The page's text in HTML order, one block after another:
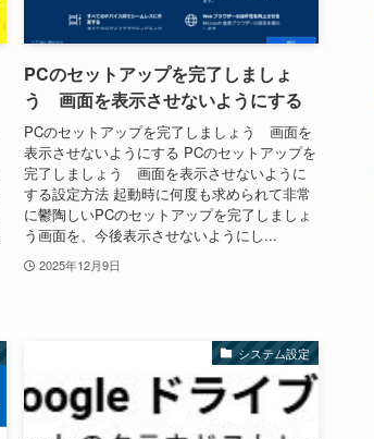
PCのセットアップを完了しましょ
う 画面を表示させないようにする
PCのセットアップを完了しましょう 画面を
表示させないようにする PCのセットアップを
完了しましょう 画面を表示させないように
する設定方法 起動時に何度も求められて非常
に鬱陶しいPCのセットアップを完了しましょ
う画面を、今後表示させないようにし...
2025年12月9日
システム設定